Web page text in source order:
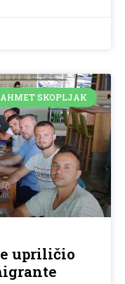
AHMET SKOPLJAK
upriličio